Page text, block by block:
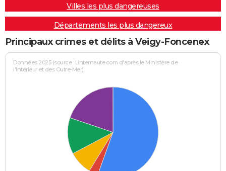
Villes les plus dangereuses
Départements les plus dangereux
Principaux crimes et délits à Veigy-Foncenex
Données 2025 (source : Linternaute.com d'après le Ministère de
l'Intérieur et des Outre-Mer)